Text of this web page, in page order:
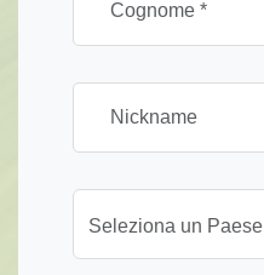
Seleziona un Paese